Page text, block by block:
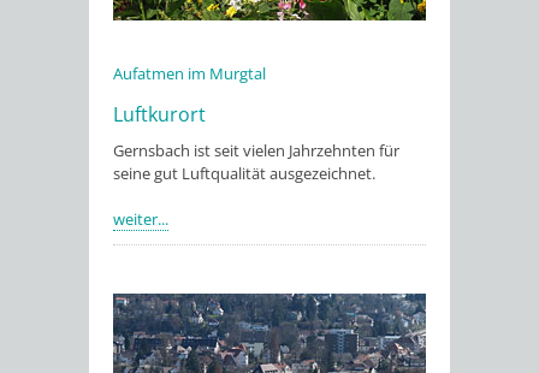
Aufatmen im Murgtal
Luftkurort
Gernsbach ist seit vielen Jahrzehnten für
seine gut Luftqualität ausgezeichnet.
weiter...